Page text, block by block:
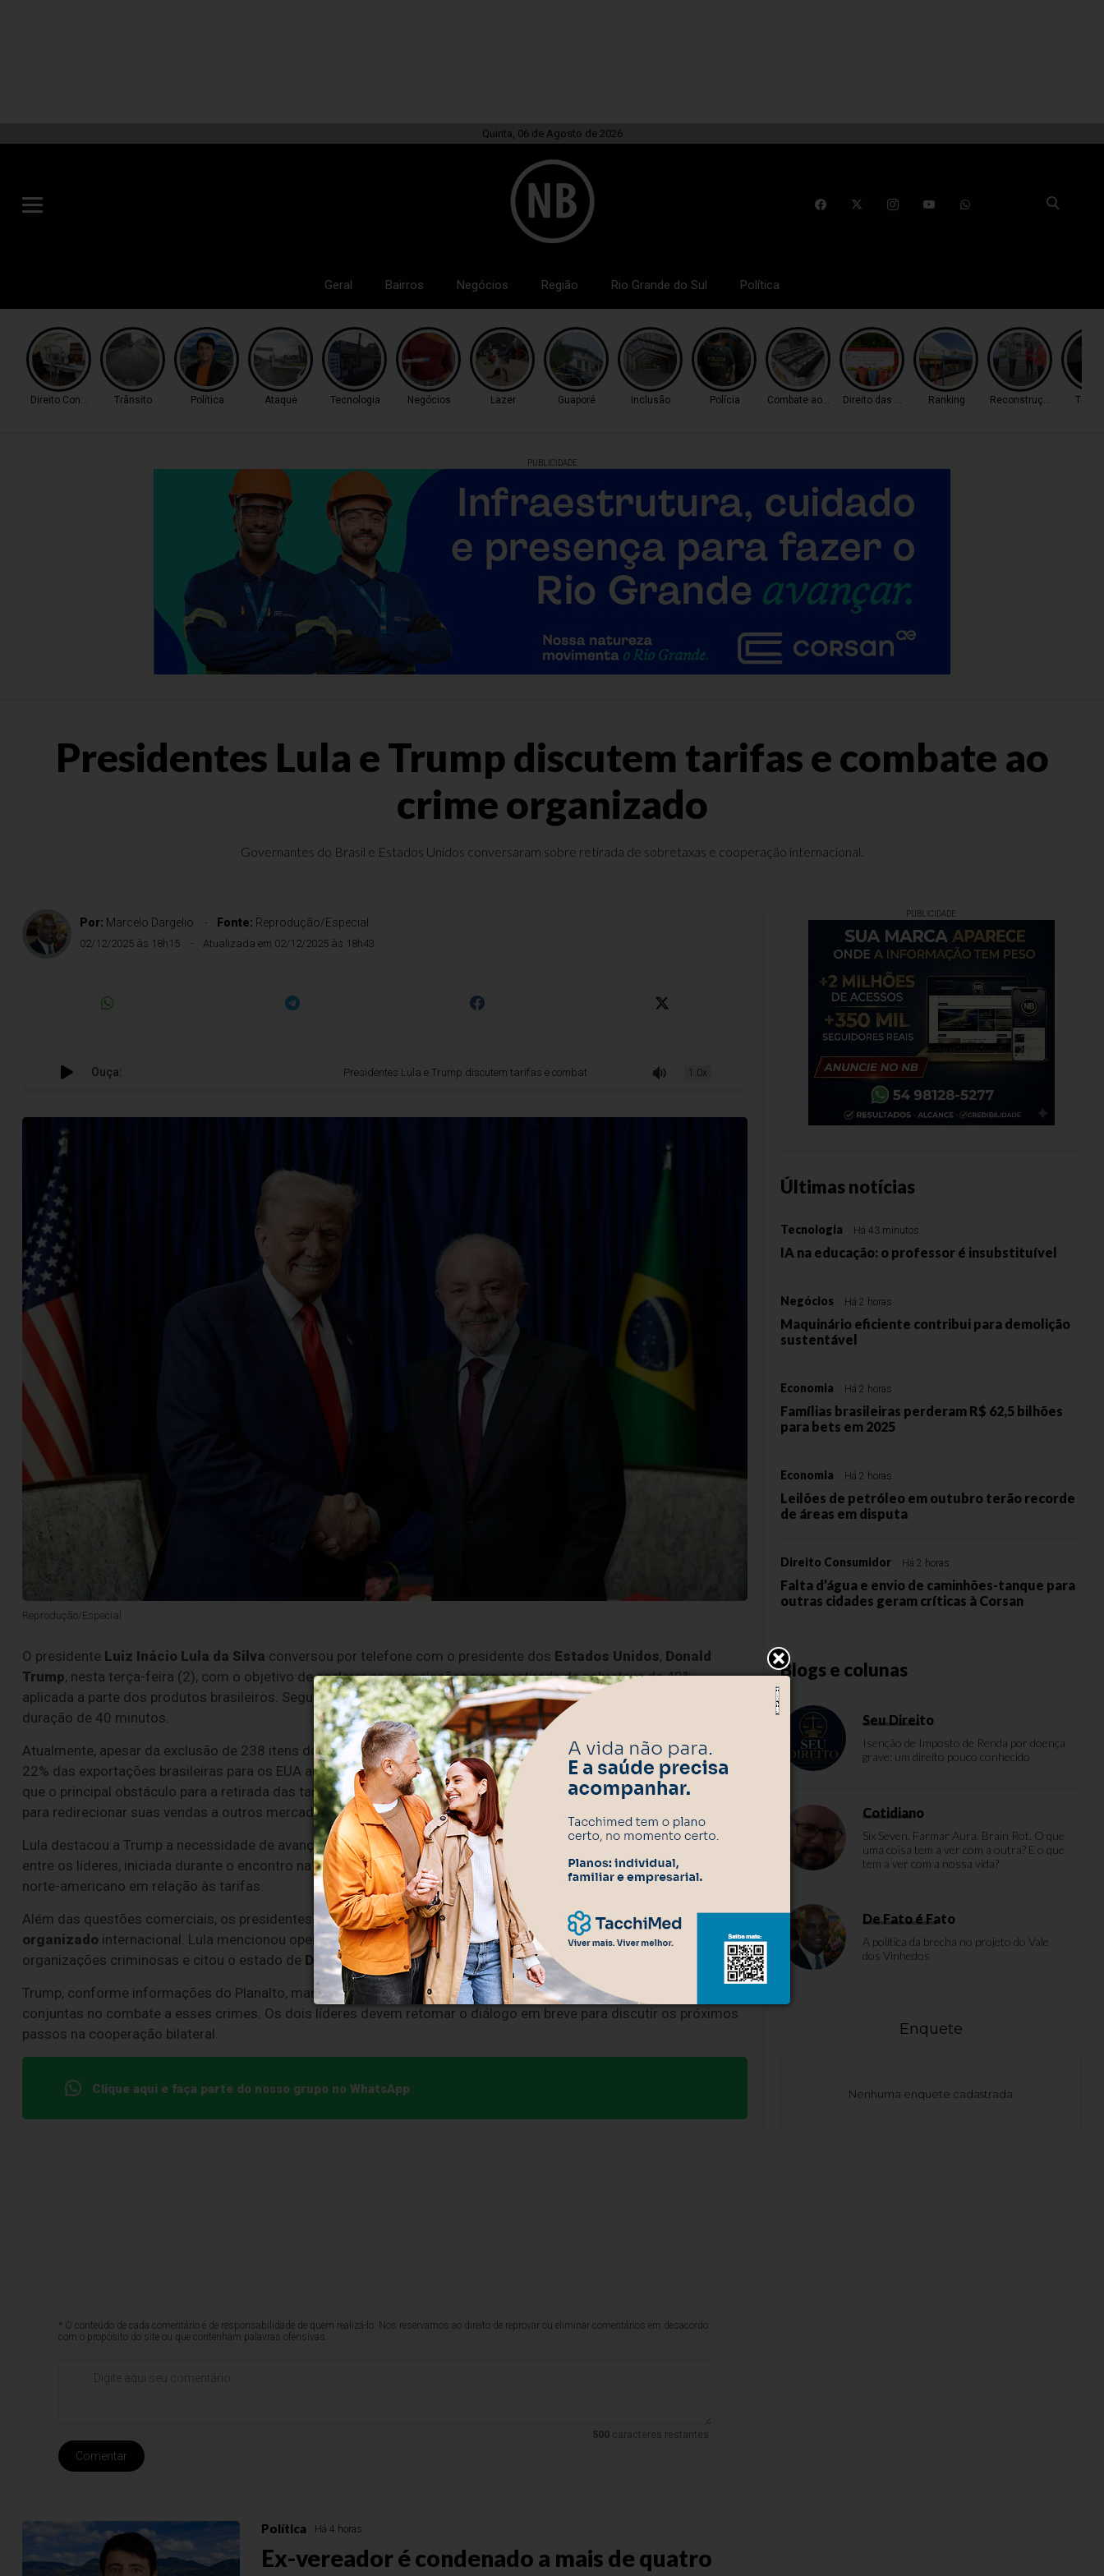
Quinta, 06 de Agosto de 2026
Geral Bairros Negócios Região Rio Grande do Sul Política
Direito ConsumidorTrânsito Política Ataque Tecnologia Negócios Lazer Guaporé Inclusão Polícia Combate ao TráficoDireito das MulheresRanking Reconstrução
PUBLICIDADE
Presidentes Lula e Trump discutem tarifas e combate ao
crime organizado
Governantes do Brasil e Estados Unidos conversaram sobre retirada de sobretaxas e cooperação internacional.
Por: Marcelo Dargelio Fonte: Reprodução/Especial
02/12/2025 às 18h15 Atualizada em 02/12/2025 às 18h43
Ouça: Presidentes Lula e Trump discutem tarifas e combate ao crime organizado 1.0x
Reprodução/Especial
O presidente Luiz Inácio Lula da Silva conversou por telefone com o presidente dos Estados Unidos, Donald
Trump, nesta terça-feira (2), com o objetivo de acelerar as negociações para a retirada da sobretaxa de 40%
aplicada a parte dos produtos brasileiros. Segundo informações doPlanalto, o diálogo foi “muito produtivo” e teve
duração de 40 minutos.
Atualmente, apesar da exclusão de 238 itens do tarifaço, comocafé,frutas tropicais ecarne bovina, cerca de
22% das exportações brasileiras para os EUA ainda estão sujeitas a tarifas adicionais. O governo brasileiro considera
que o principal obstáculo para a retirada das tarifas é a taxação de produtos industriais, que enfrentam dificuldades
para redirecionar suas vendas a outros mercados.
Lula destacou a Trump a necessidade de avançar rapidamente na eliminação das tarifas restantes. A aproximação
entre os líderes, iniciada durante o encontro naMalásiaem outubro, é um fator que pode ter influenciado o recuo
norte-americano em relação às tarifas.
Além das questões comerciais, os presidentes abordaram o fortalecimento da cooperação no combate ao
organizado internacional. Lula mencionou operações recentes que desarticularam o fluxo financeiro das
organizações criminosas e citou o estado de Delaware, nos EUA, como uma rota utilizada para a evasão de divisas.
Trump, conforme informações do Planalto, manifestou-se como “totalmente disposto” a intensificar as ações
conjuntas no combate a esses crimes. Os dois líderes devem retomar o diálogo em breve para discutir os próximos
passos na cooperação bilateral.
Clique aqui e faça parte do nosso grupo no WhatsApp
* O conteúdo de cada comentário é de responsabilidade de quem realizá-lo. Nos reservamos ao direito de reprovar ou eliminar comentários em desacordo
com o propósito do site ou que contenham palavras ofensivas.
500caracteres restantes.
Comentar
Política Há 4 horas
Ex-vereador é condenado a mais de quatro
PUBLICIDADE
Últimas notícias
Tecnologia Há 43 minutos
IA na educação: o professor é insubstituível
Negócios Há 2 horas
Maquinário eficiente contribui para demolição
sustentável
Economia Há 2 horas
Famílias brasileiras perderam R$ 62,5 bilhões
para bets em 2025
Economia Há 2 horas
Leilões de petróleo em outubro terão recorde
de áreas em disputa
Direito Consumidor Há 2 horas
Falta d’água e envio de caminhões-tanque para
outras cidades geram críticas à Corsan
Blogs e colunas
Seu Direito
Isenção de Imposto de Renda por doença
grave: um direito pouco conhecido
Cotidiano
Six Seven, Farmar Aura, Brain Rot. O que
uma coisa tem a ver com a outra? E o que
tem a ver com a nossa vida?
De Fato é Fato
A política da brecha no projeto do Vale
dos Vinhedos
Enquete
Nenhuma enquete cadastrada